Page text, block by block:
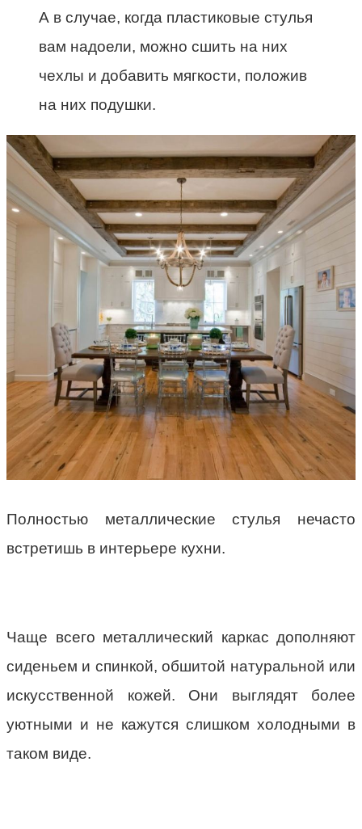
А в случае, когда пластиковые стулья
вам надоели, можно сшить на них
чехлы и добавить мягкости, положив
на них подушки.
Полностью металлические стулья нечасто
встретишь в интерьере кухни.
Чаще всего металлический каркас дополняют
сиденьем и спинкой, обшитой натуральной или
искусственной кожей. Они выглядят более
уютными и не кажутся слишком холодными в
таком виде.